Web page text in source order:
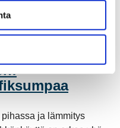
parantaa sähkönjakelun
alttiita ilmalinjoja.
ja lämmitys